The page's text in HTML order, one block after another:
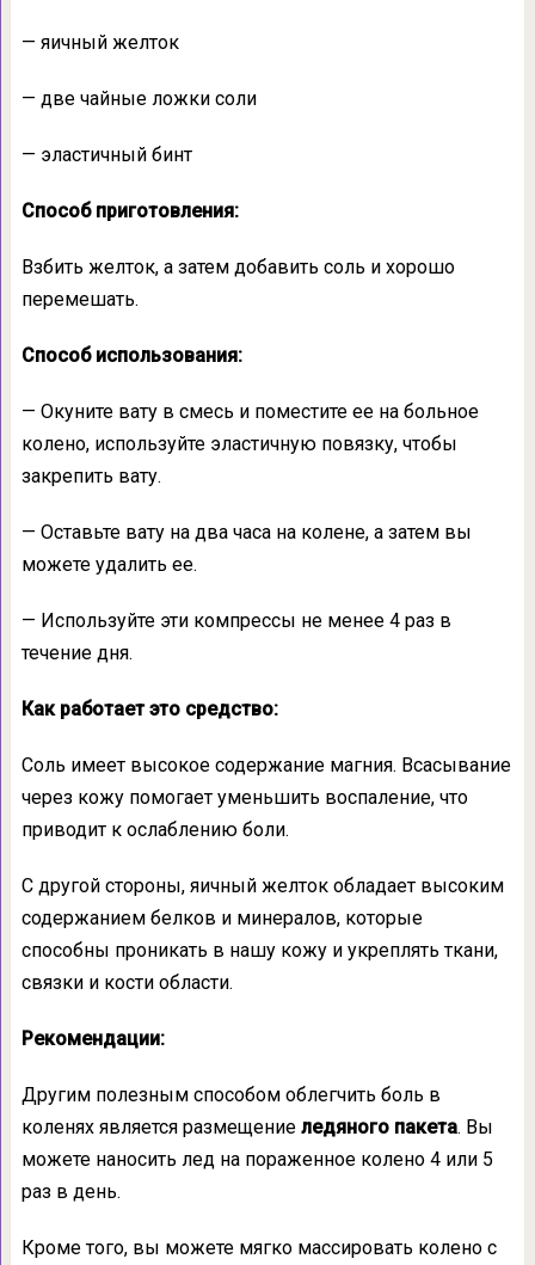
— яичный желток
— две чайные ложки соли
— эластичный бинт
Способ приготовления:
Взбить желток, а затем добавить соль и хорошо
перемешать.
Способ использования:
— Окуните вату в смесь и поместите ее на больное
колено, используйте эластичную повязку, чтобы
закрепить вату.
— Оставьте вату на два часа на колене, а затем вы
можете удалить ее.
— Используйте эти компрессы не менее 4 раз в
течение дня.
Как работает это средство:
Соль имеет высокое содержание магния. Всасывание
через кожу помогает уменьшить воспаление, что
приводит к ослаблению боли.
С другой стороны, яичный желток обладает высоким
содержанием белков и минералов, которые
способны проникать в нашу кожу и укреплять ткани,
связки и кости области.
Рекомендации:
Другим полезным способом облегчить боль в
коленях является размещение ледяного пакета. Вы
можете наносить лед на пораженное колено 4 или 5
раз в день.
Кроме того, вы можете мягко массировать колено с